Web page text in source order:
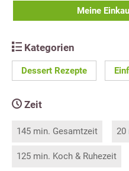
Meine
Kategorien
Dessert Rezepte
Zeit
145 min. Gesamtzeit 20
125 min. Koch & Ruhezeit